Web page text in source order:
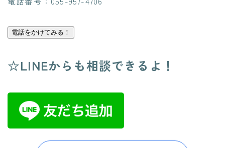
電話をかけてみる！
☆LINEからも相談できるよ！